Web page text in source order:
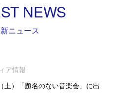
NEWS
ニュース
ア情報
土）「題名のない音楽会」に出